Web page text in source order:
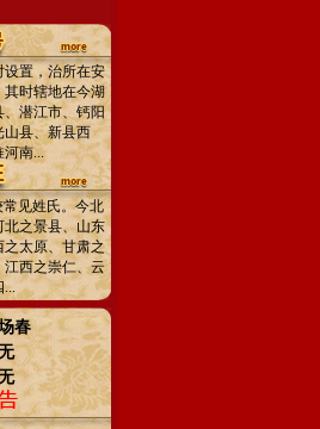
设置，治所在安
时辖地在今湖
、潜江市、钙阳
山县、新县西
河南...
见姓氏。今北
北之景县、山东
之太原、甘肃之
江西之崇仁、云
...
春